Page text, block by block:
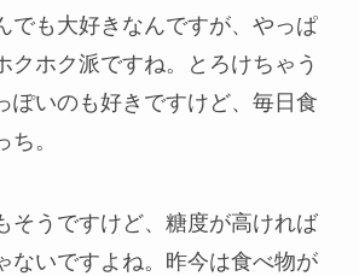
でも大好きなんですが、やっぱ
クホク派ですね。とろけちゃう
ぽいのも好きですけど、毎日食
。
そうですけど、糖度が高ければ
ないですよね。昨今は食べ物が